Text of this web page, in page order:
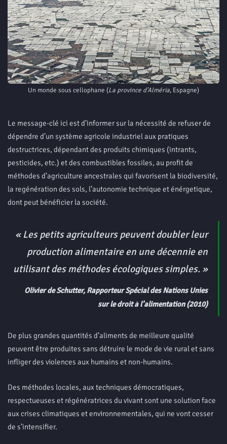
Un monde sous cellophane (La province d’Alméria, Espagne)
Le message-clé ici est d’informer sur la nécessité de refuser de
dépendre d’un système agricole industriel aux pratiques
destructrices, dépendant des produits chimiques (intrants,
pesticides, etc.) et des combustibles fossiles, au profit de
méthodes d’agriculture ancestrales qui favorisent la biodiversité,
la regénération des sols, l’autonomie technique et énérgetique,
dont peut bénéficier la société.
«Les petits agriculteurs peuvent doubler leur
production alimentaire en une décennie en
utilisant des méthodes écologiques simples. »
Olivier de Schutter, Rapporteur Spécial des Nations Unies
sur le droit à l’alimentation (2010)
De plus grandes quantités d’aliments de meilleure qualité
peuvent être produites sans détruire le mode de vie rural et sans
infliger des violences aux humains et non-humains.
Des méthodes locales, aux techniques démocratiques,
respectueuses et régénératrices du vivant sont une solution face
aux crises climatiques et environnementales, qui ne vont cesser
de s’intensifier.